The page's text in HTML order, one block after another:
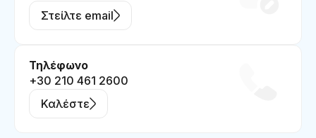
Στείλτε email
Τηλέφωνο
+30 210 461 2600
Καλέστε